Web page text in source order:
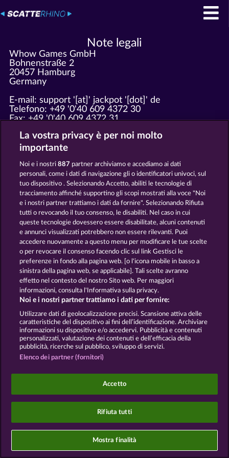
Note legali
Whow Games GmbH
Bohnenstraße 2
20457 Hamburg
Germany
E-mail: support '[at]' jackpot '[dot]' de
Telefono: +49 '0'40 609 4372 30
Fax: +49 '0'40 609 4372 31
marketing a marketing 'at' whow 'dot' net!
Registrato a: Amtsgericht Hamburg HRB 126 959
AD: Giovanni Valeriota, Jaeyoung Choi
Partita IVA: DE294031346
Termini e condizioni
Informativa sulla privacy Note legali
Società FAQ
Invia richiesta di recesso
I giochi social da casinò sono volti esclusivamente
all'intrattenimento e non esercitano alcuna
influenza sull’eventuale futuro utilizzo di giochi
©2026 Whow Games GmbH
La vostra privacy è per noi molto
importante
Noi e i nostri887 partner archiviamo e accediamo ai dati
personali, come i dati di navigazione gli o identificatori univoci, sul
tuo dispositivo . Selezionando Accetto, abiliti le tecnologie di
tracciamento affinché supportino gli scopi mostrati alla voce "Noi
e i nostri partner trattiamo i dati da fornire". Selezionando Rifiuta
tutti o revocando il tuo consenso, le disabiliti. Nel caso in cui
queste tecnologie dovessero essere disabilitate, alcuni contenuti
e annunci visualizzati potrebbero non essere rilevanti. Puoi
accedere nuovamente a questo menu per modificare le tue scelte
o per revocare il consenso facendo clic sul link Gestisci le
preferenze in fondo alla pagina web. [o l'icona mobile in basso a
sinistra della pagina web, se applicabile]. Tali scelte avranno
effetto nel contesto del nostro Sito web. Per maggiori
informazioni, consulta l'Informativa sulla privacy.
Noi e i nostri partner trattiamo i dati per fornire:
Utilizzare dati di geolocalizzazione precisi. Scansione attiva delle
caratteristiche del dispositivo ai fini dell’identificazione. Archiviare
informazioni su dispositivo e/o accedervi. Pubblicità e contenuti
personalizzati, valutazione dei contenuti e dell’efficacia della
pubblicità, ricerche sul pubblico, sviluppo di servizi.
Elenco dei partner (fornitori)
Accetto
Rifiuta tutti
Mostra finalità